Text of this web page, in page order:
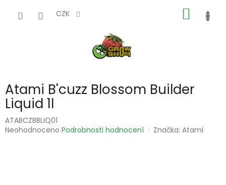
CZK
KOŠÍK
Atami B'cuzz Blossom Builder
Liquid 1l
ATABCZBBLIQ01
Průměrné
Neohodnoceno Podrobnosti hodnocení Značka:Atami